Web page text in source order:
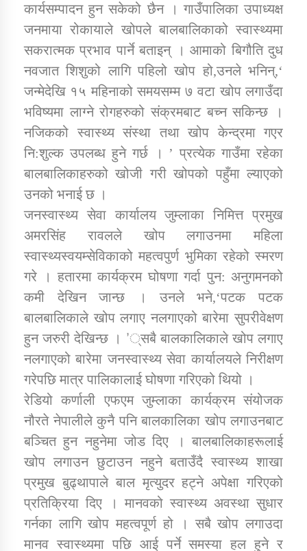
तातोपानी गाउँपालिका जुम्लाको महिनावारी सम्बन्धिकाे
सन्देश
तातोपानी गाउँपालिका जुम्लाको बालविवाह सन्देश
तातोपानी गाउँपालिका जुम्लाको सूचना
तातोपानी गाउँपालिका जुम्लाको सूचना
कार्यसम्पादन हुन सकेको छैन । गाउँपालिका उपाध्यक्ष
जनमाया रोकायाले खोपले बालबालिकाको स्वास्थ्यमा
सकरात्मक प्रभाव पार्ने बताइन् । आमाको बिगौति दुध
नवजात शिशुको लागि पहिलो खोप हो,उनले भनिन्,‘
जन्मेदेखि १५ महिनाको समयसम्म ७ वटा खोप लगाउँदा
भविष्यमा लाग्ने रोगहरुको संक्रमबाट बच्न सकिन्छ ।
नजिकको स्वास्थ्य संस्था तथा खोप केन्द्रमा गएर
नि:शुल्क उपलब्ध हुने गर्छ । ’ प्रत्येक गाउँमा रहेका
बालबालिकाहरुको खोजी गरी खोपको पहुँमा ल्याएको
उनको भनाई छ ।
जनस्वास्थ्य सेवा कार्यालय जुम्लाका निमित्त प्रमुख
अमरसिंह रावलले खोप लगाउनमा महिला
स्वास्थ्यस्वयम्सेविकाको महत्वपुर्ण भुमिका रहेको स्मरण
गरे । हतारमा कार्यक्रम घोषणा गर्दा पुन: अनुगमनको
कमी देखिन जान्छ । उनले भने,‘पटक पटक
बालबालिकाले खोप लगाए नलगाएको बारेमा सुपरीवेक्षण
हुन जरुरी देखिन्छ । ’्सबै बालकालिकाले खोप लगाए
नलगाएको बारेमा जनस्वास्थ्य सेवा कार्यालयले निरीक्षण
गरेपछि मात्र पालिकालाई घोषणा गरिएको थियो ।
रेडियो कर्णाली एफएम जुम्लाका कार्यक्रम संयोजक
नौरते नेपालीले कुनै पनि बालकालिका खोप लगाउनबाट
बञ्चित हुन नहुनेमा जोड दिए । बालबालिकाहरूलाई
खोप लगाउन छुटाउन नहुने बताउँदै स्वास्थ्य शाखा
प्रमुख बुढ्थापाले बाल मृत्युदर हट्ने अपेक्षा गरिएको
प्रतिक्रिया दिए । मानवको स्वास्थ्य अवस्था सुधार
गर्नका लागि खोप महत्वपूर्ण हो । सबै खोप लगाउदा
मानव स्वास्थ्यमा पछि आई पर्ने समस्या हल हुने र